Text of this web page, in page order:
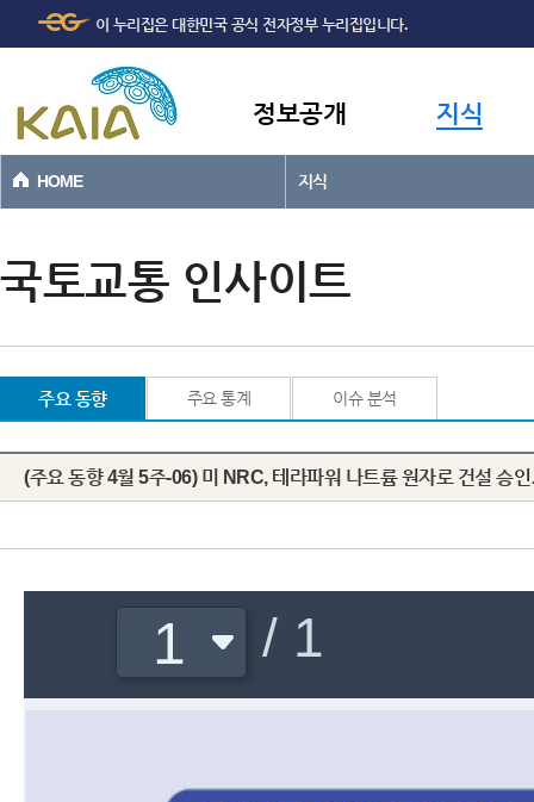
본문바로가기
이 누리집은 대한민국 공식 전자정부 누리집입니다.
정보공개 지식
HOME 지식
국토교통 인사이트
주요 동향 주요 통계 이슈 분석
(주요 동향 4월 5주-06) 미 NRC, 테라파워 나트륨 원자로 건설 승